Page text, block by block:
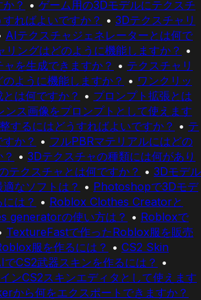
？ • ゲーム用の3Dモデルにテクスチ
ればよいですか？ • 3Dテクスチャリ
AIテクスチャジェネレーターとは何で
リングはどのように機能しますか？ •
を生成できますか？ • テクスチャリ
ように機能しますか？ • ワンクリッ
は何ですか？ • プロンプト拡張とは
ンス画像をプロンプトとして使えます
するにはどうすればよいですか？ • テ
か？ • フルPBRマテリアルにはどの
• 3Dテクスチャの種類には何があり
テクスチャとは何ですか？ • 3Dモデル
なソフトは？ • Photoshopで3Dモデ
は？ • Roblox Clothes Creatorと
generatorの使い方は？ • Robloxで
TextureFastで作ったRoblox服を販売
服を作るには？ • CS2 Skin
でCS2武器スキンを作るには？ •
ンCS2スキンエディタとして使えます
から何をエクスポートできますか？